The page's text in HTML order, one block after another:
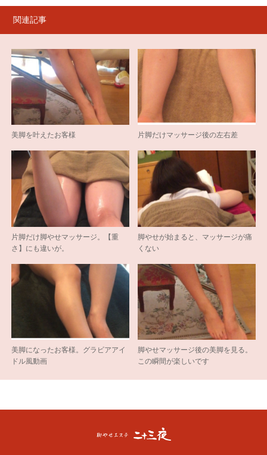
関連記事
美脚を叶えたお客様 片脚だけマッサージ後の左右差
片脚だけ脚やせマッサージ。【重
さ】にも違いが。
脚やせが始まると、マッサージが痛
くない
美脚になったお客様。グラビアアイ
ドル風動画
脚やせマッサージ後の美脚を見る。
この瞬間が楽しいです